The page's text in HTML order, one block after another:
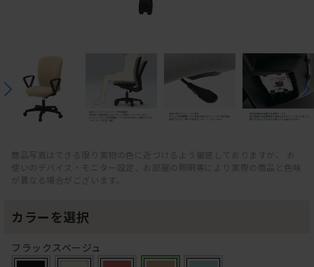
商品写真はできる限り実物の色に近づけるよう徹底しておりますが、 お
使いのデバイス・モニター設定、お部屋の照明等により実際の商品と色味
が異なる場合がございます。
カラーを選択
フラックスベージュ